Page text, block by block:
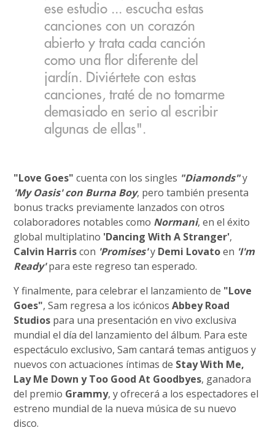
ese estudio ... escucha estas
canciones con un corazón
abierto y trata cada canción
como una flor diferente del
jardín. Diviértete con estas
canciones, traté de no tomarme
demasiado en serio al escribir
algunas de ellas".
"Love Goes" cuenta con los singles "Diamonds"y
'My Oasis' con Burna Boy, pero también presenta
bonus tracks previamente lanzados con otros
colaboradores notables como Normani, en el éxito
global multiplatino 'Dancing With A Stranger',
Calvin Harriscon 'Promises'y Demi Lovatoen 'I'm
Ready'para este regreso tan esperado.
Y finalmente, para celebrar el lanzamiento de "Love
Goes", Sam regresa a los icónicosAbbey Road
Studios para una presentación en vivo exclusiva
mundial el día del lanzamiento del álbum. Para este
espectáculo exclusivo, Sam cantará temas antiguos y
nuevos con actuaciones íntimas de Stay With Me,
Lay Me Down y Too Good At Goodbyes, ganadora
del premio Grammy, y ofrecerá a los espectadores el
estreno mundial de la nueva música de su nuevo
disco.